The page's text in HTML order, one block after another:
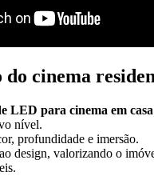
do cinema
LED para cinema em casa
nível.
profundidade e imersão.
design, valorizando o